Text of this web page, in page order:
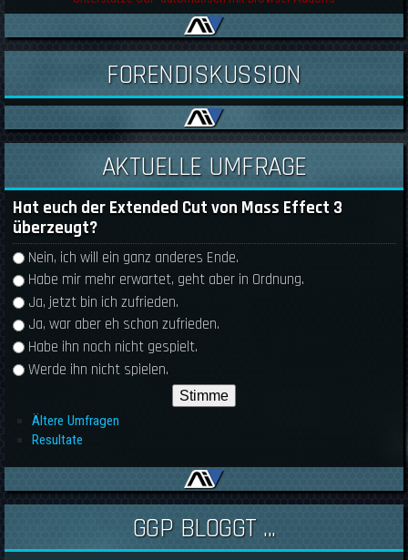
FORENDISKUSSION
AKTUELLE UMFRAGE
Hat euch der Extended Cut von Mass Effect 3
überzeugt?
Auswahlmöglichkeiten
Nein, ich will ein ganz anderes Ende.
Habe mir mehr erwartet, geht aber in Ordnung.
Ja, jetzt bin ich zufrieden.
Ja, war aber eh schon zufrieden.
Habe ihn noch nicht gespielt.
Werde ihn nicht spielen.
Ältere Umfragen
Resultate
GGP BLOGGT ...